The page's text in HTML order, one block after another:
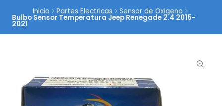
Inicio Partes Electricas Sensor de Oxigeno
Bulbo Sensor Temperatura Jeep Renegade 2.4 2015-
2021